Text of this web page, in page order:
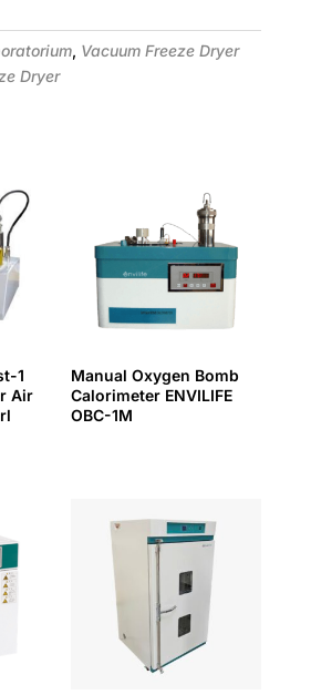
, Vacuum Freeze Dryer
Dryer
1
Air
Manual Oxygen Bomb
Calorimeter ENVILIFE
OBC-1M